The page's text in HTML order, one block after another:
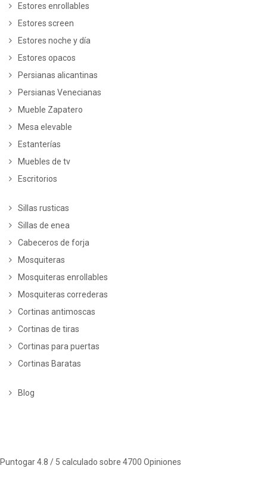
Estores enrollables
Estores screen
Estores noche y día
Estores opacos
Persianas alicantinas
Persianas Venecianas
Mueble Zapatero
Mesa elevable
Estanterías
Muebles de tv
Escritorios
Sillas rusticas
Sillas de enea
Cabeceros de forja
Mosquiteras
Mosquiteras enrollables
Mosquiteras correderas
Cortinas antimoscas
Cortinas de tiras
Cortinas para puertas
Cortinas Baratas
Blog
Puntogar4.8 / 5 calculado sobre 4700 Opiniones